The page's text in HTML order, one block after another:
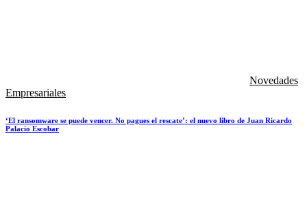
Novedades
Empresariales
‘El ransomware se puede vencer. No pagues el rescate’: el nuevo libro de Juan Ricardo
Palacio Escobar